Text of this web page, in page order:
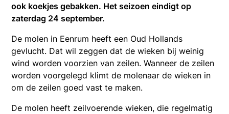
ook koekjes gebakken. Het seizoen eindigt op
zaterdag 24 september.
De molen in Eenrum heeft een Oud Hollands
gevlucht. Dat wil zeggen dat de wieken bij weinig
wind worden voorzien van zeilen. Wanneer de zeilen
worden voorgelegd klimt de molenaar de wieken in
om de zeilen goed vast te maken.
De molen heeft zeilvoerende wieken, die regelmatig